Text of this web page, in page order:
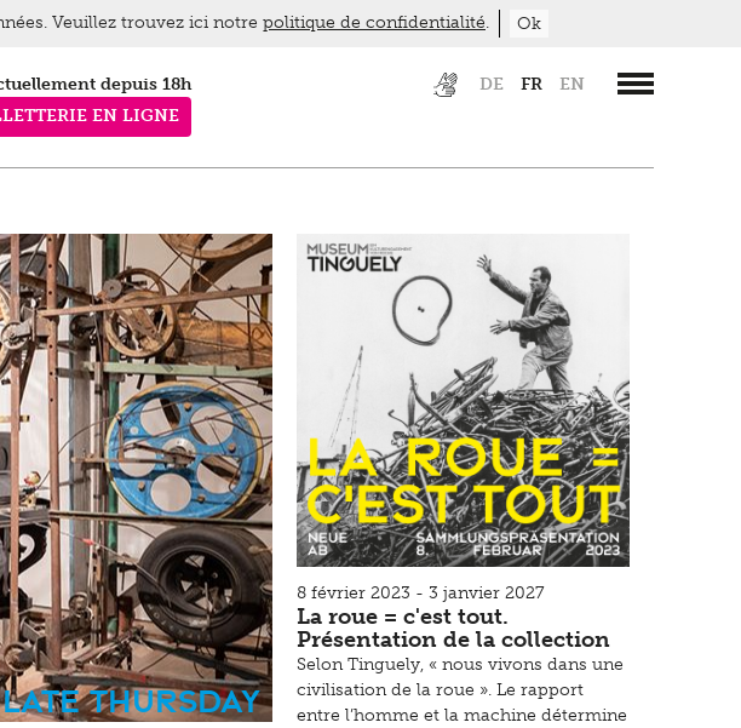
DE FR EN
depuis 18h
EN LIGNE
Late Thursday
8 février 2023 - 3 janvier 2027
La roue = c'est tout.
Présentation de la collection
Selon Tinguely, « nous vivons dans une
civilisation de la roue ». Le rapport
entre l’homme et la machine détermine
Veuillez trouvez ici notre politique de confidentialité. Ok